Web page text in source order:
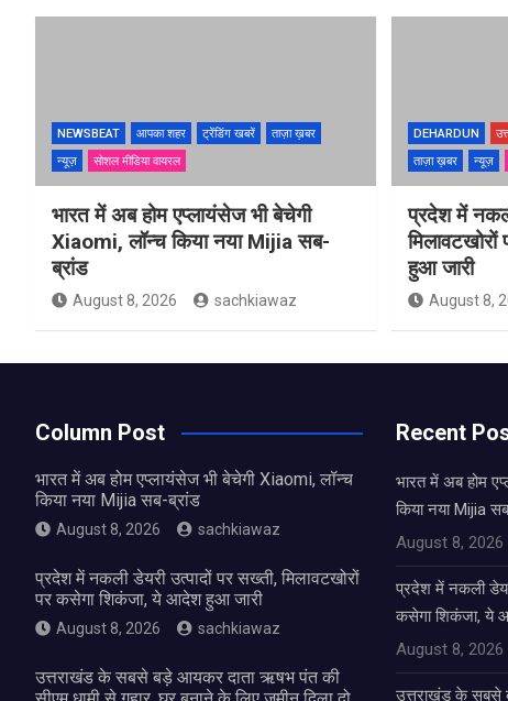
NEWSBEAT आपका शहर ट्रेंडिंग खबरें
ताज़ा ख़बर
न्यूज़
सोशल मीडिया वायरल
भारत में अब होम एप्लायंसेज भी बेचेगी
Xiaomi, लॉन्च किया नया Mijia सब-
ब्रांड
August 8, 2026 sachkiawaz
DEHARDUN
ताज़ा ख़बर
न्यूज़
प्रदेश में
हुआ जारी
August 8,
Column Post
भारत में अब होम एप्लायंसेज भी बेचेगी Xiaomi, लॉन्च
किया नया Mijia सब-ब्रांड
August 8, 2026 sachkiawaz
प्रदेश में नकली डेयरी उत्पादों पर सख्ती, मिलावटखोरों
पर कसेगा शिकंजा, ये आदेश हुआ जारी
August 8, 2026 sachkiawaz
उत्तराखंड के सबसे बड़े आयकर दाता ऋषभ पंत की
Recent
भारत में अब होम
किया नया Mijia
August 8, 2026
प्रदेश में नकली
कसेगा शिकंजा, ये
August 8, 2026
उत्तराखंड के सबसे